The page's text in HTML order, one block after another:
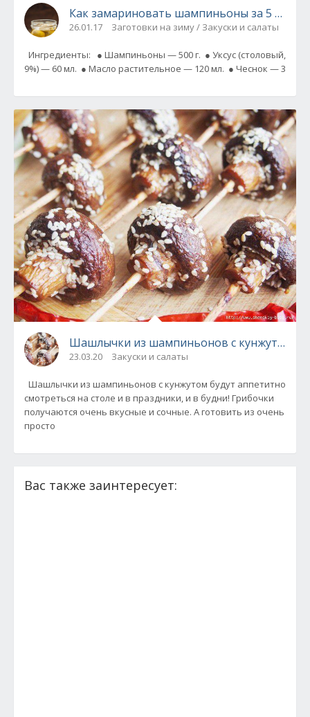
Как замариновать шампиньоны за 5
26.01.17 Заготовки на зиму / Закуски и салаты
Ингредиенты: ● Шампиньоны — 500 г. ● Уксус (столовый,
9%) — 60 мл. ● Масло растительное — 120 мл. ● Чеснок — 3
Шашлычки из шампиньонов с кунжутом
23.03.20 Закуски и салаты
Шашлычки из шампиньонов с кунжутом будут аппетитно
смотреться на столе и в праздники, и в будни! Грибочки
получаются очень вкусные и сочные. А готовить из очень
просто
Вас также заинтересует: